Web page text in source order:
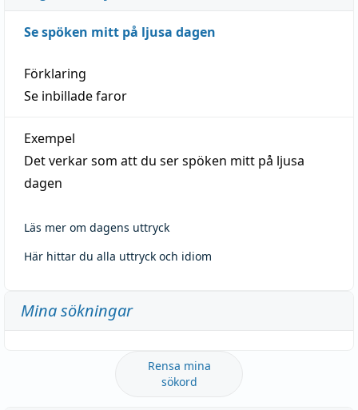
Se spöken mitt på ljusa dagen
Förklaring
Se inbillade faror
Exempel
Det verkar som att du ser spöken mitt på ljusa
dagen
Läs mer om dagens uttryck
Här hittar du alla uttryck och idiom
Mina sökningar
Rensa mina
sökord